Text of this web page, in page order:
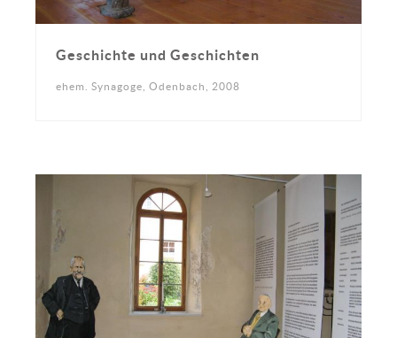
Geschichte und Geschichten
ehem. Synagoge, Odenbach, 2008